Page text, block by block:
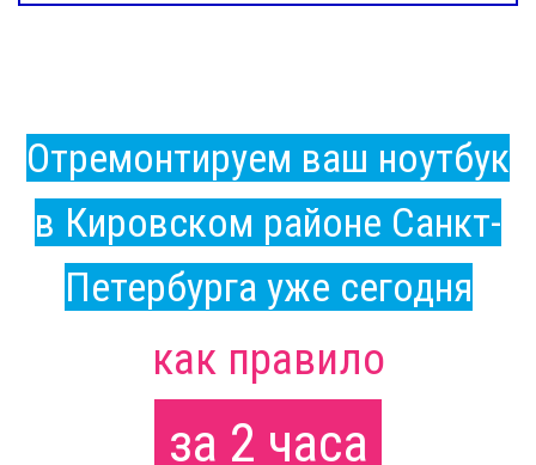
Отремонтируем ваш ноутбук
в Кировском районе Санкт-
Петербурга уже сегодня
как правило
за 2 часа